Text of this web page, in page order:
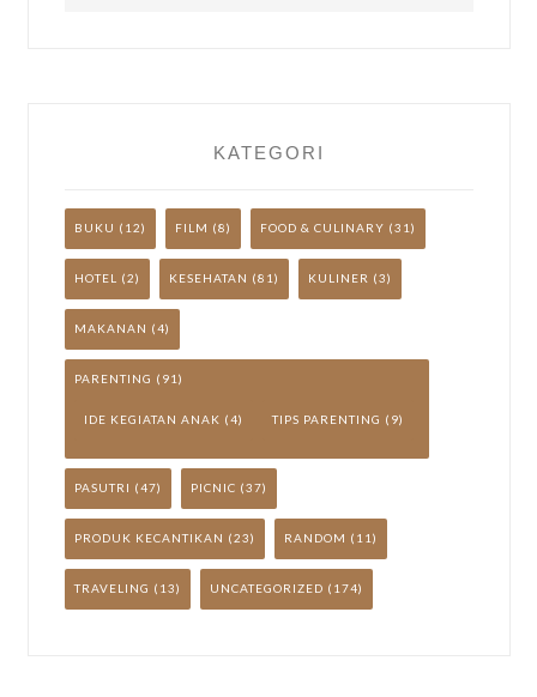
KATEGORI
BUKU (12) FILM (8) FOOD & CULINARY (31)
HOTEL (2) KESEHATAN (81) KULINER (3)
MAKANAN (4)
PARENTING (91)
IDE KEGIATAN ANAK (4) TIPS PARENTING (9)
PASUTRI (47) PICNIC (37)
PRODUK KECANTIKAN (23) RANDOM (11)
TRAVELING (13) UNCATEGORIZED (174)